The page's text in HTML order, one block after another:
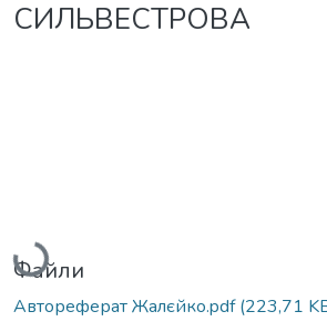
СИЛЬВЕСТРОВА
Вантажиться...
Файли
Автореферат Жалєйко.pdf(223,71